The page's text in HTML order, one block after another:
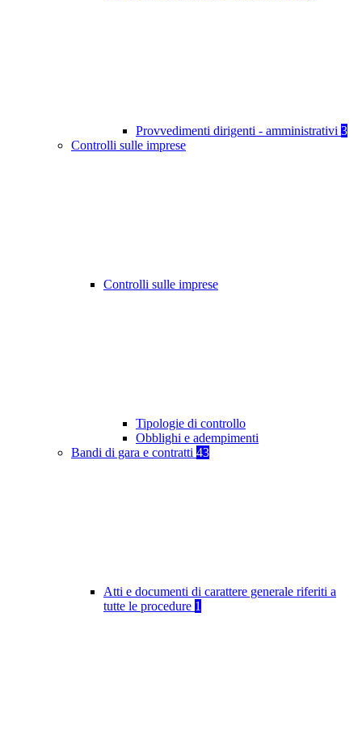
Provvedimenti dirigenti - amministrativi 3
Controlli sulle imprese
Controlli sulle imprese
Tipologie di controllo
Obblighi e adempimenti
Bandi di gara e contratti 43
Atti e documenti di carattere generale riferiti a
tutte le procedure 1